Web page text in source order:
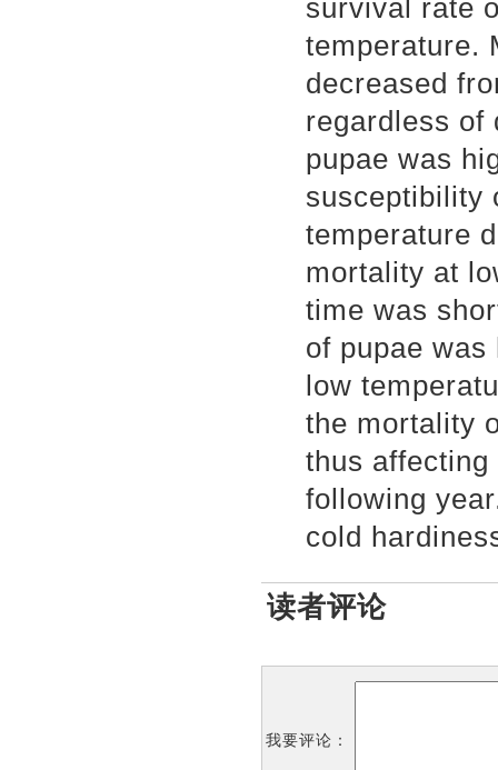
survival rate
temperature.
decreased
regardless of
pupae was
susceptibility
temperature
mortality at
time was
of pupae
low
the mortality
thus
following
cold
读者评论
我要评论：